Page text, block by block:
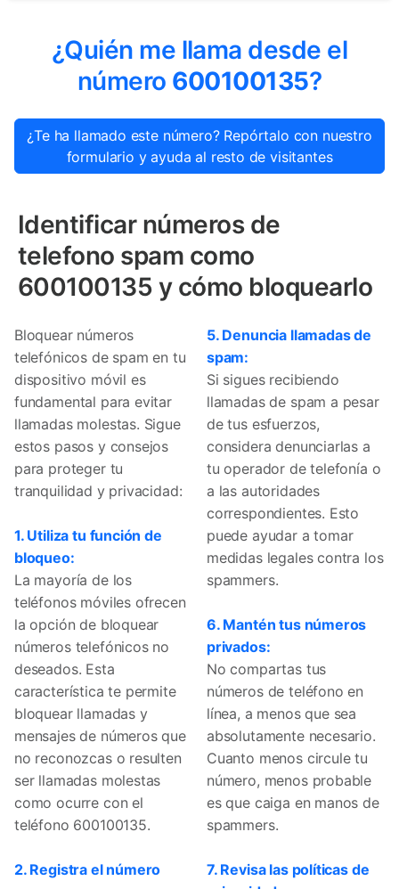
¿Quién me llama desde el
número 600100135?
¿Te ha llamado este número? Repórtalo con nuestro
formulario y ayuda al resto de visitantes
Identificar números de
telefono spam como
600100135 y cómo bloquearlo
Bloquear números
telefónicos de spam en tu
dispositivo móvil es
fundamental para evitar
llamadas molestas. Sigue
estos pasos y consejos
para proteger tu
tranquilidad y privacidad:
1. Utiliza tu función de
bloqueo:
La mayoría de los
teléfonos móviles ofrecen
la opción de bloquear
números telefónicos no
deseados. Esta
característica te permite
bloquear llamadas y
mensajes de números que
no reconozcas o resulten
ser llamadas molestas
como ocurre con el
teléfono 600100135.
2. Registra el número
5. Denuncia llamadas de
spam:
Si sigues recibiendo
llamadas de spam a pesar
de tus esfuerzos,
considera denunciarlas a
tu operador de telefonía o
a las autoridades
correspondientes. Esto
puede ayudar a tomar
medidas legales contra los
spammers.
6. Mantén tus números
privados:
No compartas tus
números de teléfono en
línea, a menos que sea
absolutamente necesario.
Cuanto menos circule tu
número, menos probable
es que caiga en manos de
spammers.
7. Revisa las políticas de